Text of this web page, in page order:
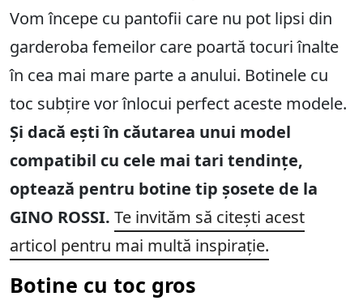
Vom începe cu pantofii care nu pot lipsi din
garderoba femeilor care poartă tocuri înalte
în cea mai mare parte a anului. Botinele cu
toc subțire vor înlocui perfect aceste modele.
Și dacă ești în căutarea unui model
compatibil cu cele mai tari tendințe,
optează pentru botine tip șosete de la
GINO ROSSI. Te invităm să citești acest
articol pentru mai multă inspirație.
Botine cu toc gros